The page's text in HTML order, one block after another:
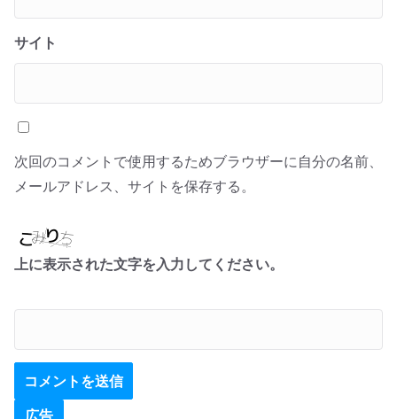
サイト
次回のコメントで使用するためブラウザーに自分の名前、
メールアドレス、サイトを保存する。
上に表示された文字を入力してください。